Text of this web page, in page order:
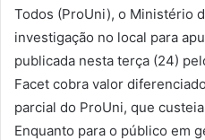
Todos (ProUni), o Ministério
investigação no local para
publicada nesta terça (24)
Facet cobra valor
parcial do ProUni, que
Enquanto para o público em